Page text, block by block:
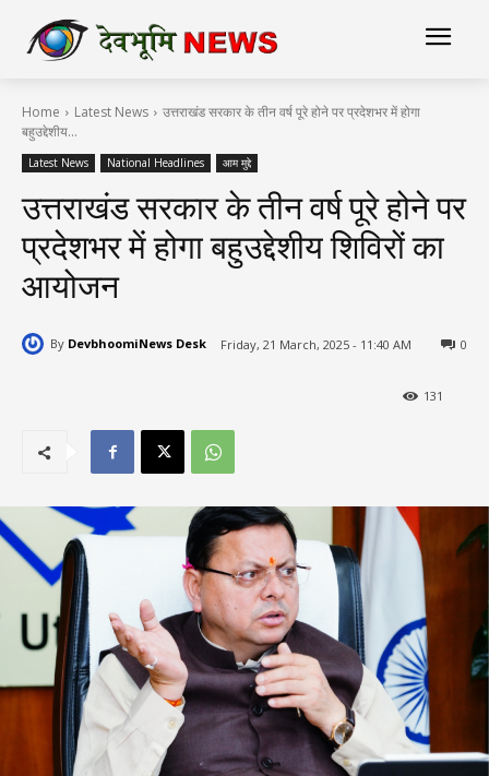
Home Latest News
उत्तराखंड सरकार के तीन वर्ष पूरे होने पर प्रदेशभर में होगा
बहुउद्देशीय...
Latest News National Headlines आम मुद्दे
उत्तराखंड सरकार के तीन वर्ष पूरे होने पर
प्रदेशभर में होगा बहुउद्देशीय शिविरों का
आयोजन
By DevbhoomiNews Desk Friday, 21 March, 2025 - 11:40 AM 0
131